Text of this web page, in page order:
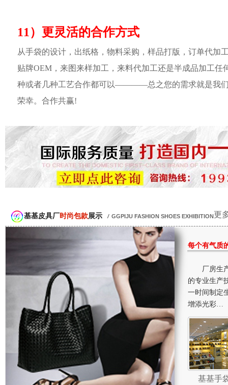
11）更灵活的合作方式
从手袋的设计，出纸格，物料采购，样品打版，订单代加
贴牌OEM，来图来样加工，来料代加工还是半成品加工任
种或者几种工艺合作都可以————总之您的需求就是我
荣幸。合作共赢!
更
基基皮具厂时尚包款展示 / GGPIJU FASHION SHOES EXHIBITION
每个有气质
厂房生
的专业生产
一时间制定
增添光彩…
基基手